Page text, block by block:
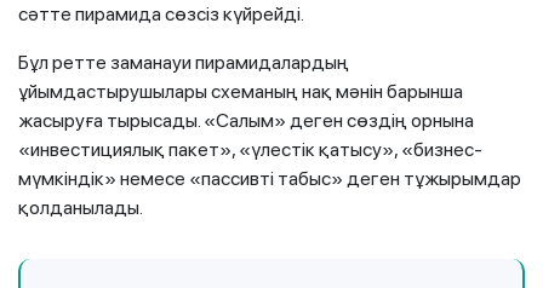
сәтте пирамида сөзсіз күйрейді.
Бұл ретте заманауи пирамидалардың
ұйымдастырушылары схеманың нақ мәнін барынша
жасыруға тырысады. «Салым» деген сөздің орнына
«инвестициялық пакет», «үлестік қатысу», «бизнес-
мүмкіндік» немесе «пассивті табыс» деген тұжырымдар
қолданылады.